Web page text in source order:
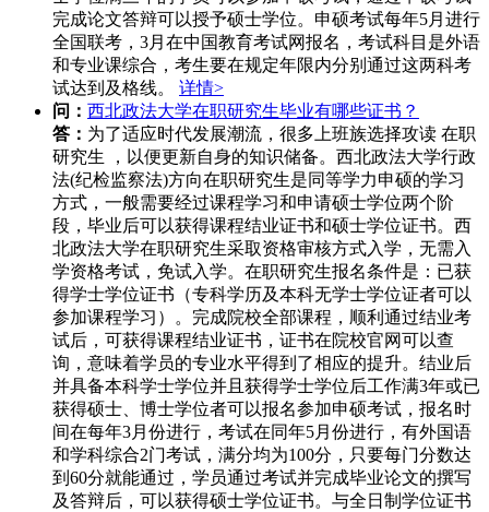
完成论文答辩可以授予硕士学位。申硕考试每年5月进行
全国联考，3月在中国教育考试网报名，考试科目是外语
和专业课综合，考生要在规定年限内分别通过这两科考
试达到及格线。 详情>
问： 西北政法大学在职研究生毕业有哪些证书？
答： 为了适应时代发展潮流，很多上班族选择攻读 在职
研究生 ，以便更新自身的知识储备。西北政法大学行政
法(纪检监察法)方向在职研究生是同等学力申硕的学习
方式，一般需要经过课程学习和申请硕士学位两个阶
段，毕业后可以获得课程结业证书和硕士学位证书。西
北政法大学在职研究生采取资格审核方式入学，无需入
学资格考试，免试入学。在职研究生报名条件是：已获
得学士学位证书（专科学历及本科无学士学位证者可以
参加课程学习）。完成院校全部课程，顺利通过结业考
试后，可获得课程结业证书，证书在院校官网可以查
询，意味着学员的专业水平得到了相应的提升。结业后
并具备本科学士学位并且获得学士学位后工作满3年或已
获得硕士、博士学位者可以报名参加申硕考试，报名时
间在每年3月份进行，考试在同年5月份进行，有外国语
和学科综合2门考试，满分均为100分，只要每门分数达
到60分就能通过，学员通过考试并完成毕业论文的撰写
及答辩后，可以获得硕士学位证书。与全日制学位证书